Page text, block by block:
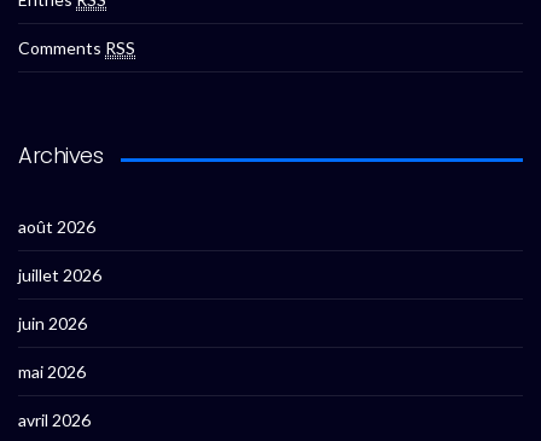
Comments RSS
Archives
août 2026
juillet 2026
juin 2026
mai 2026
avril 2026